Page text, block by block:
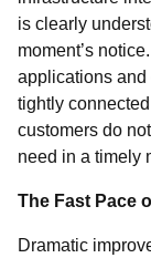
is clearly
moment’s
applications and
tightly
customers do
need in a timely
The Fast Pace
Dramatic